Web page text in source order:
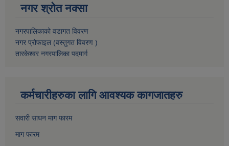
नगर श्रोत नक्सा
नगरपालिकाको वडागत विवरण
नगर प्रोफाइल (वस्तुगत विवरण )
तारकेश्वर नगरपालिका पदमार्ग
कर्मचारीहरुका लागि आवश्यक कागजातहरु
सवारी साधन माग फारम
माग फारम